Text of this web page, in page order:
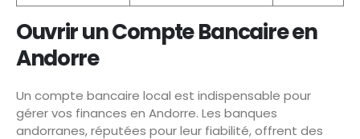
Ouvrir un Compte Bancaire en
Andorre
Un compte bancaire local est indispensable pour
gérer vos finances en Andorre. Les banques
andorranes, réputées pour leur fiabilité, offrent des